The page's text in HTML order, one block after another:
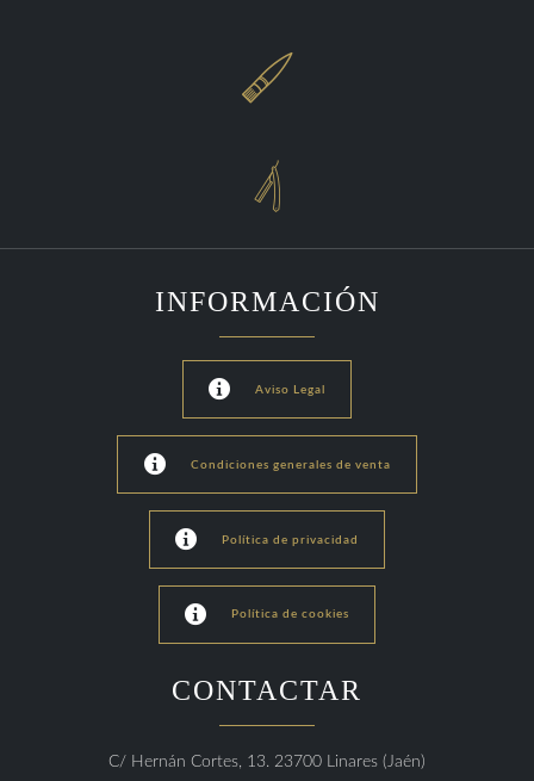


INFORMACIÓN
 Aviso Legal
 Condiciones generales de venta
 Política de privacidad
 Política de cookies
CONTACTAR
C/ Hernán Cortes, 13. 23700 Linares (Jaén)